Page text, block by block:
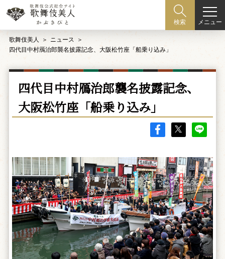
検索 メニュー
歌舞伎美人
ニュース
四代目中村鴈治郎襲名披露記念、大阪松竹座「船乗り込み」
四代目中村鴈治郎襲名披露記念、
大阪松竹座「船乗り込み」